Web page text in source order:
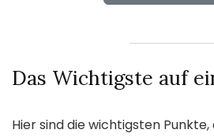
Das Wichtigste auf
Hier sind die wichtigsten Punkte,